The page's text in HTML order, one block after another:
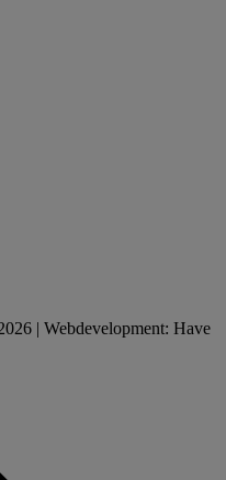
| Webdevelopment: Have